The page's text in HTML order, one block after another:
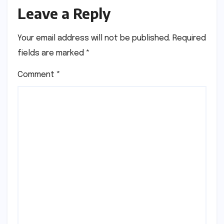
Leave a Reply
Your email address will not be published. Required
fields are marked *
Comment *